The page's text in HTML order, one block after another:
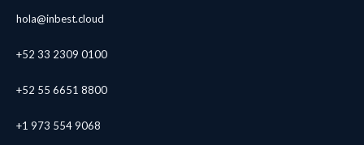
hola@inbest.cloud
+52 33 2309 0100
+52 55 6651 8800
+1 973 554 9068